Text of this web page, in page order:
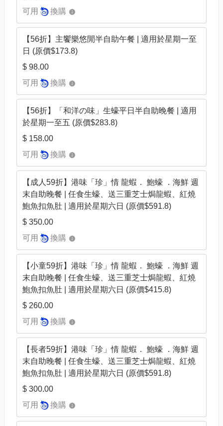
可用
換購
【56折】主饗樂悠閒半自助午餐 | 適用於星期一至
日 (原價$173.8)
$ 98.00
可用
換購
【56折】「和洋の味」生蠔平日半自助晚餐 | 適用
於星期一至五 (原價$283.8)
$ 158.00
可用
換購
【成人59折】港味「珍」情 龍蝦． 鮑蠔 ．海鮮 週
末自助晚餐 | 任食生蠔、送三重芝士焗龍蝦、紅燒
鮑魚扣魚肚 | 適用於星期六日 (原價$591.8)
$ 350.00
可用
換購
【小童59折】港味「珍」情 龍蝦． 鮑蠔 ．海鮮 週
末自助晚餐 | 任食生蠔、送三重芝士焗龍蝦、紅燒
鮑魚扣魚肚 | 適用於星期六日 (原價$415.8)
$ 260.00
可用
換購
【長者59折】港味「珍」情 龍蝦． 鮑蠔 ．海鮮 週
末自助晚餐 | 任食生蠔、送三重芝士焗龍蝦、紅燒
鮑魚扣魚肚 | 適用於星期六日 (原價$591.8)
$ 300.00
可用
換購